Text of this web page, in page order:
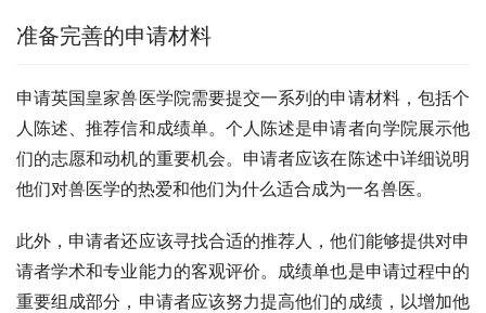
准备完善的申请材料
申请英国皇家兽医学院需要提交一系列的申请材料，包括个
人陈述、推荐信和成绩单。个人陈述是申请者向学院展示他
们的志愿和动机的重要机会。申请者应该在陈述中详细说明
他们对兽医学的热爱和他们为什么适合成为一名兽医。
此外，申请者还应该寻找合适的推荐人，他们能够提供对申
请者学术和专业能力的客观评价。成绩单也是申请过程中的
重要组成部分，申请者应该努力提高他们的成绩，以增加他